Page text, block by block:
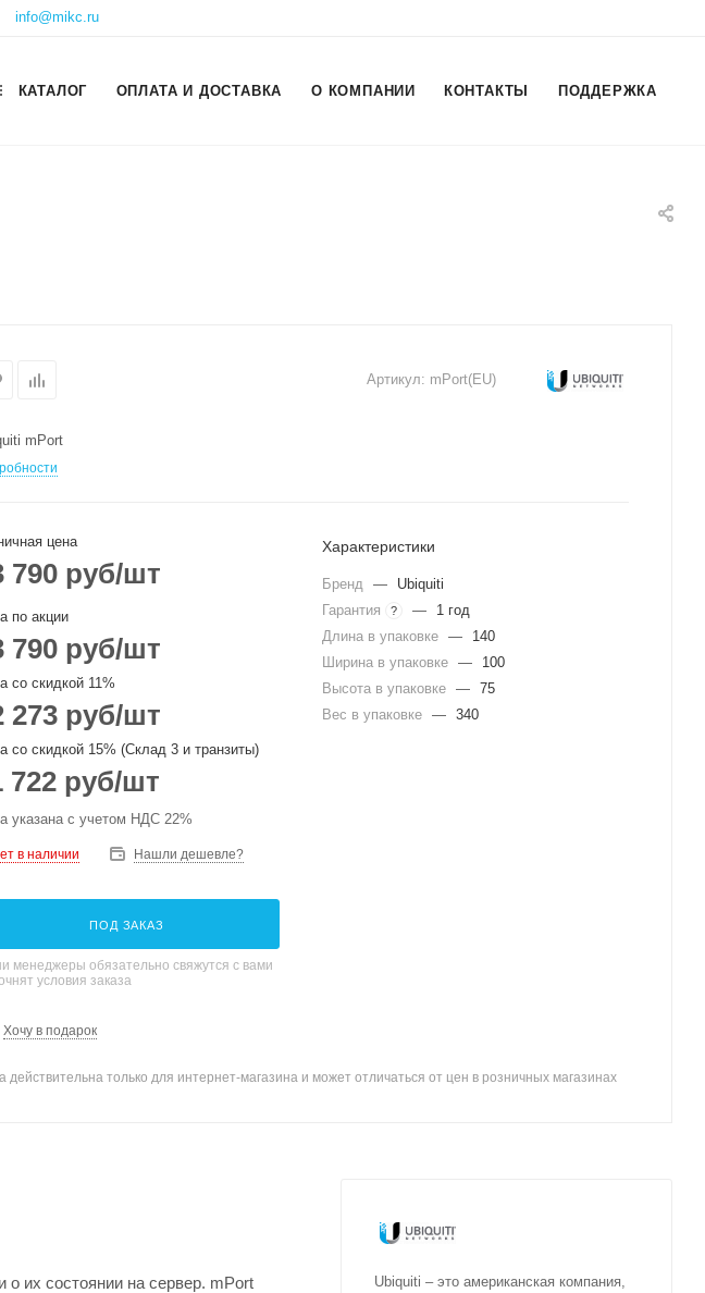
info@mikc.ru
КАТАЛОГ ОПЛАТА И ДОСТАВКА О КОМПАНИИ КОНТАКТЫ ПОДДЕРЖКА
Артикул: mPort(EU)
mPort
цена
790 руб/шт
по акции
790 руб/шт
со скидкой 11%
273 руб/шт
со скидкой 15% (Склад 3 и транзиты)
722 руб/шт
указана с учетом НДС 22%
в наличии Нашли дешевле?
ПОД ЗАКАЗ
менеджеры обязательно свяжутся с вами
условия заказа
Хочу в подарок
Характеристики
Бренд —
Ubiquiti
Гарантия
? —
1 год
Длина в упаковке —
140
Ширина в упаковке —
100
Высота в упаковке — 75
Вес в упаковке — 340
действительна только для интернет-магазина и может отличаться от цен в розничных магазинах
их состоянии на сервер. mPort
Ubiquiti – это американская компания,